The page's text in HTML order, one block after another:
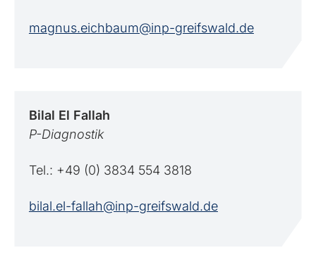
magnus.eichbaum@inp-greifswald.de
Bilal El Fallah
P-Diagnostik
Tel.: +49 (0) 3834 554 3818
bilal.el-fallah@inp-greifswald.de